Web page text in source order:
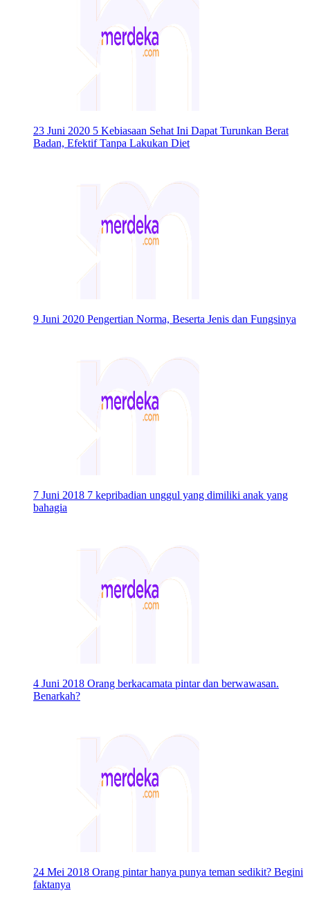
23 Juni 2020 5 Kebiasaan Sehat Ini Dapat Turunkan Berat
Badan, Efektif Tanpa Lakukan Diet
9 Juni 2020 Pengertian Norma, Beserta Jenis dan Fungsinya
7 Juni 2018 7 kepribadian unggul yang dimiliki anak yang
bahagia
4 Juni 2018 Orang berkacamata pintar dan berwawasan.
Benarkah?
24 Mei 2018 Orang pintar hanya punya teman sedikit? Begini
faktanya